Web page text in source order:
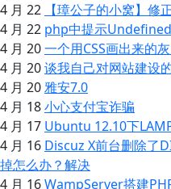
4 月 22
【璋公子的小窝】
4 月 22 php中提示
4 月 20一个用CSS画出来的
4 月 20谈我自己对网站建设
4 月 20雅安7.0
4 月 18小心支付宝诈骗
4 月 17 Ubuntu 12.10下
4 月 16 Discuz X前台删除了
掉怎么办？解决
4 月 16WampServer搭建